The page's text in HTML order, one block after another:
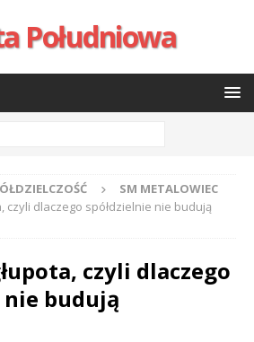
Południowa
SM METALOWIEC
czyli dlaczego spółdzielnie nie budują
czyli dlaczego
nie budują